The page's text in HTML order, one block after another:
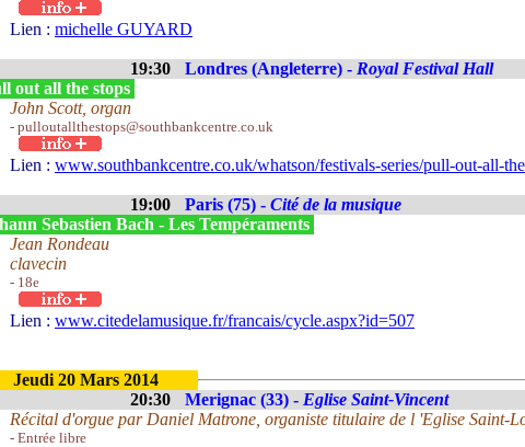
Lien : michelle GUYARD
19:30 Londres (Angleterre) - Royal Festival Hall
out all the stops
John Scott, organ
- pulloutallthestops@southbankcentre.co.uk
Lien : www.southbankcentre.co.uk/whatson/festivals-series/pull-out-all-
19:00 Paris (75) - Cité de la musique
Sebastien Bach - Les Tempéraments
Jean Rondeau
clavecin
- 18e
Lien : www.citedelamusique.fr/francais/cycle.aspx?id=507
Jeudi 20 Mars 2014
20:30
Merignac (33) - Eglise Saint-Vincent
Récital d'orgue par Daniel Matrone, organiste titulaire de l 'Eglise Saint-
- Entrée libre